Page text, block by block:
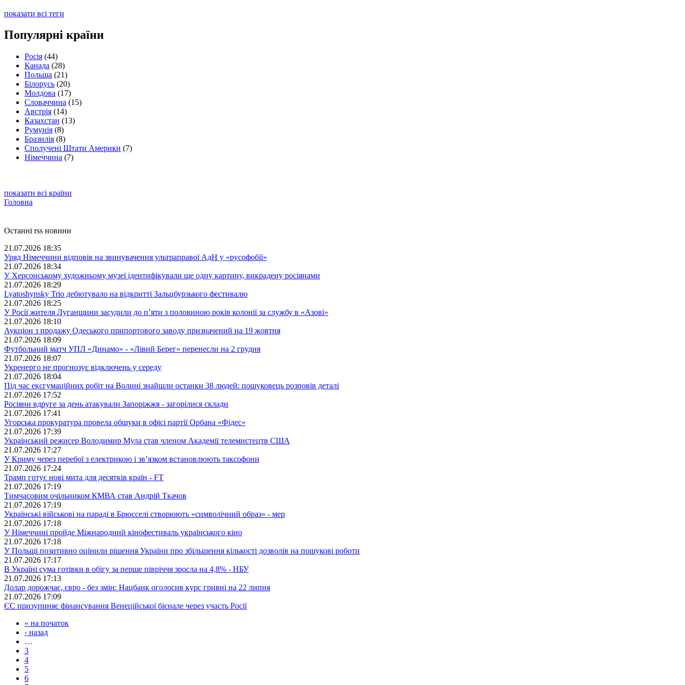
показати всі теги
Популярні країни
Росія (44)
Канада (28)
Польща (21)
Білорусь (20)
Молдова (17)
Словаччина (15)
Австрія (14)
Казахстан (13)
Румунія (8)
Бразилія (8)
Сполучені Штати Америки (7)
Німеччина (7)
показати всі країни
Головна
Останні rss новини
21.07.2026 18:35
Уряд Німеччини відповів на звинувачення ультраправої АдН у «русофобії»
21.07.2026 18:34
У Херсонському художньому музеї ідентифікували ще одну картину, викрадену росіянами
21.07.2026 18:29
Lyatoshynsky Trio дебютувало на відкритті Зальцбурзького фестивалю
21.07.2026 18:25
У Росії жителя Луганщини засудили до п’яти з половиною років колонії за службу в «Азові»
21.07.2026 18:10
Аукціон з продажу Одеського припортового заводу призначений на 19 жовтня
21.07.2026 18:09
Футбольний матч УПЛ «Динамо» - «Лівий Берег» перенесли на 2 грудня
21.07.2026 18:07
Укренерго не прогнозує відключень у середу
21.07.2026 18:04
Під час ексгумаційних робіт на Волині знайшли останки 38 людей: пошуковець розповів деталі
21.07.2026 17:52
Росіяни вдруге за день атакували Запоріжжя - загорілися склади
21.07.2026 17:41
Угорська прокуратура провела обшуки в офісі партії Орбана «Фідес»
21.07.2026 17:39
Український режисер Володимир Мула став членом Академії телемистецтв США
21.07.2026 17:27
У Криму через перебої з електрикою і зв’язком встановлюють таксофони
21.07.2026 17:24
Трамп готує нові мита для десятків країн - FT
21.07.2026 17:19
Тимчасовим очільником КМВА став Андрій Ткачов
21.07.2026 17:19
Українські військові на параді в Брюсселі створюють «символічний образ» - мер
21.07.2026 17:18
У Німеччині пройде Міжнародний кінофестиваль українського кіно
21.07.2026 17:18
У Польщі позитивно оцінили рішення України про збільшення кількості дозволів на пошукові роботи
21.07.2026 17:17
В Україні сума готівки в обігу за перше півріччя зросла на 4,8% - НБУ
21.07.2026 17:13
Долар дорожчає, євро - без змін: Нацбанк оголосив курс гривні на 22 липня
21.07.2026 17:09
ЄС призупиняє фінансування Венеційської бієнале через участь Росії
« на початок
‹ назад
…
3
4
5
6